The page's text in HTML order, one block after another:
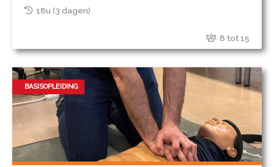
18u (3 dagen)
8 tot 15
BASISOPLEIDING